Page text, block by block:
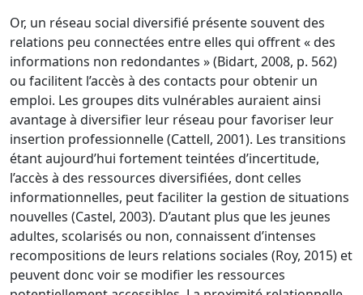
Or, un réseau social diversifié présente souvent des
relations peu connectées entre elles qui offrent « des
informations non redondantes » (Bidart, 2008, p. 562)
ou facilitent l’accès à des contacts pour obtenir un
emploi. Les groupes dits vulnérables auraient ainsi
avantage à diversifier leur réseau pour favoriser leur
insertion professionnelle (Cattell, 2001). Les transitions
étant aujourd’hui fortement teintées d’incertitude,
l’accès à des ressources diversifiées, dont celles
informationnelles, peut faciliter la gestion de situations
nouvelles (Castel, 2003). D’autant plus que les jeunes
adultes, scolarisés ou non, connaissent d’intenses
recompositions de leurs relations sociales (Roy, 2015) et
peuvent donc voir se modifier les ressources